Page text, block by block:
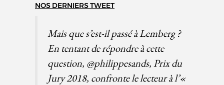
NOS DERNIERS TWEET
Mais que s’est-il passé à Lemberg ?
En tentant de répondre à cette
question, @philippesands, Prix du
Jury 2018, confronte le lecteur à l’«